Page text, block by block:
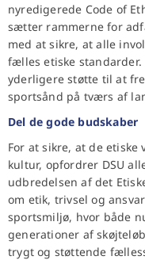
nyredigerede Code of
sætter rammerne for
med at sikre, at alle
fælles etiske
yderligere støtte til at
sportsånd på tværs af
Del de gode budskaber
For at sikre, at de
kultur, opfordrer DSU
udbredelsen af det
om etik, trivsel og
sportsmiljø, hvor både
generationer af
trygt og støttende